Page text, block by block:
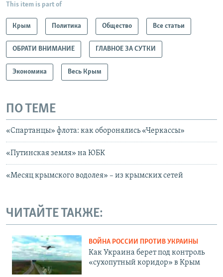
This item is part of
Крым Политика Общество Все статьи
ОБРАТИ ВНИМАНИЕ ГЛАВНОЕ ЗА СУТКИ
Экономика Весь Крым
ПО ТЕМЕ
«Спартанцы» флота: как оборонялись «Черкассы»
«Путинская земля» на ЮБК
«Месяц крымского водолея» – из крымских сетей
ЧИТАЙТЕ ТАКЖЕ:
ВОЙНА РОССИИ ПРОТИВ УКРАИНЫ
Как Украина берет под контроль
«сухопутный коридор» в Крым